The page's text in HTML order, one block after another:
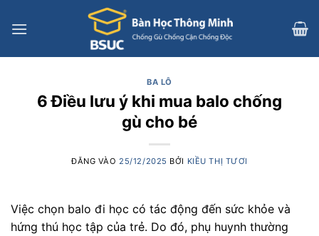
qua
dung
BA LÔ
6 Điều lưu ý khi mua balo chống
gù cho bé
ĐĂNG VÀO 25/12/2025 BỞI KIỀU THỊ TƯƠI
Việc chọn balo đi học có tác động đến sức khỏe và
hứng thú học tập của trẻ. Do đó, phụ huynh thường